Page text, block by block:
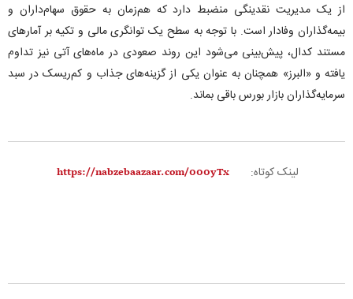
از یک مدیریت نقدینگی منضبط دارد که هم‌زمان به حقوق سهام‌داران و
بیمه‌گذاران وفادار است. با توجه به سطح یک توانگری مالی و تکیه بر آمار‌های
مستند کدال، پیش‌بینی می‌شود این روند صعودی در ماه‌های آتی نیز تداوم
یافته و «البرز» همچنان به عنوان یکی از گزینه‌های جذاب و کم‌ریسک در سبد
سرمایه‌گذاران بازار بورس باقی بماند.
لینک کوتاه: